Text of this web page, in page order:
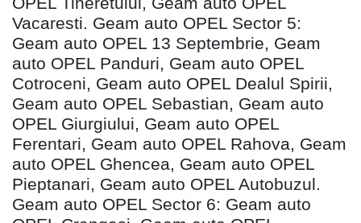
Vacaresti. Geam auto OPEL Sector 5:
Geam auto OPEL 13 Septembrie, Geam
auto OPEL Panduri, Geam auto OPEL
Cotroceni, Geam auto OPEL Dealul Spirii,
Geam auto OPEL Sebastian, Geam auto
OPEL Giurgiului, Geam auto OPEL
Ferentari, Geam auto OPEL Rahova, Geam
auto OPEL Ghencea, Geam auto OPEL
Pieptanari, Geam auto OPEL Autobuzul.
Geam auto OPEL Sector 6: Geam auto